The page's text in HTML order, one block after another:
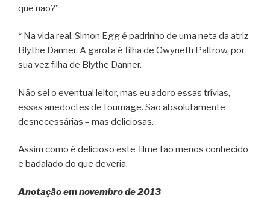
que não?”
* Na vida real, Simon Egg é padrinho de uma neta da atriz
Blythe Danner. A garota é filha de Gwyneth Paltrow, por
sua vez filha de Blythe Danner.
Não sei o eventual leitor, mas eu adoro essas trívias,
essas anedoctes de tournage. São absolutamente
desnecessárias – mas deliciosas.
Assim como é delicioso este filme tão menos conhecido
e badalado do que deveria.
Anotação em novembro de 2013